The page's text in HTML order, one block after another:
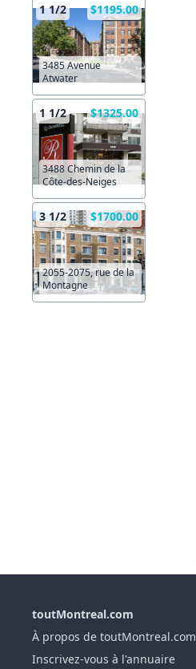
1 1/2 $1195.00
3485 Avenue
Atwater
1 1/2 $1325.00
3488 Chemin de la
Côte-des-Neiges
3 1/2 $1700.00
2055-2075, rue de la
Montagne
toutMontreal.com
À propos de toutMontreal.com
Inscrivez-vous à l'annuaire